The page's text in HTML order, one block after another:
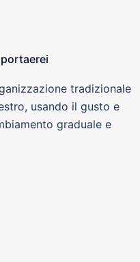
tradizionale
usando il gusto e
graduale e